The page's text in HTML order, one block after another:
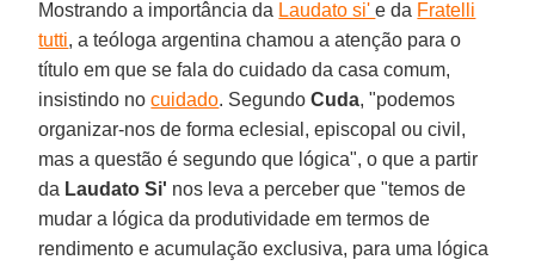
Mostrando a importância da Laudato si'e da Fratelli
tutti, a teóloga argentina chamou a atenção para o
título em que se fala do cuidado da casa comum,
insistindo nocuidado. SegundoCuda, "podemos
organizar-nos de forma eclesial, episcopal ou civil,
mas a questão é segundo que lógica", o que a partir
da Laudato Si' nos leva a perceber que "temos de
mudar a lógica da produtividade em termos de
rendimento e acumulação exclusiva, para uma lógica